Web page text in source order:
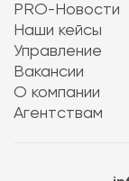
PRO-Новости
Наши кейсы
Управление
Вакансии
О компании
Агентствам